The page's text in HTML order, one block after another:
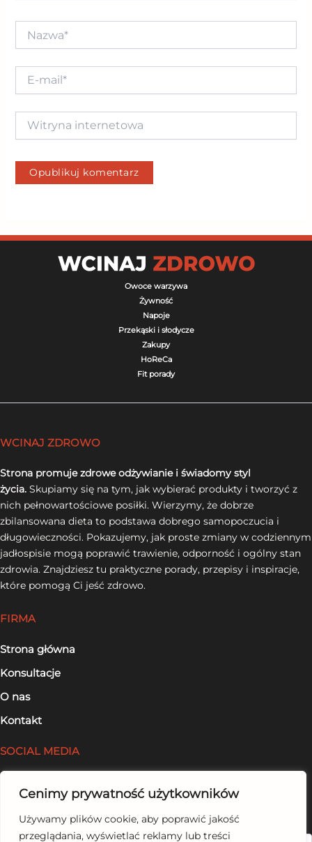
Cenimy prywatność użytkowników
Używamy plików cookie, aby poprawić jakość
przeglądania, wyświetlać reklamy lub treści
mail*
internetowa
Owoce warzywa
Żywność
Napoje
Przekąski i słodycze
Zakupy
HoReCa
Fit porady
WCINAJ ZDROWO
Strona promuje zdrowe odżywianie i świadomy styl
życia. Skupiamy się na tym, jak wybierać produkty i tworzyć z
nich pełnowartościowe posiłki. Wierzymy, że dobrze
zbilansowana dieta to podstawa dobrego samopoczucia i
długowieczności. Pokazujemy, jak proste zmiany w codziennym
jadłospisie mogą poprawić trawienie, odporność i ogólny stan
zdrowia. Znajdziesz tu praktyczne porady, przepisy i inspiracje,
które pomogą Ci jeść zdrowo.
FIRMA
Strona główna
Konsultacje
O nas
Kontakt
SOCIAL MEDIA